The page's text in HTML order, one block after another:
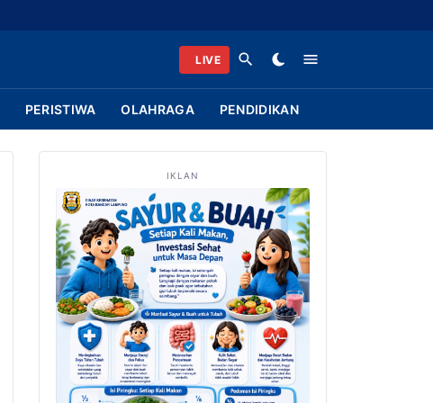
LIVE
PERISTIWA OLAHRAGA PENDIDIKAN
IKLAN